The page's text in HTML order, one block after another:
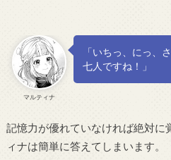
マルティナ
「いちっ、にっ、
七人ですね！」
記憶力が優れていなければ絶対に
ィナは簡単に答えてしまいます。